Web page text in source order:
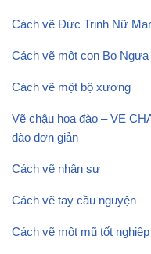
Cách vẽ Đức Trinh Nữ
Cách vẽ một con Bọ Ngựa
Cách vẽ một bộ xương
Vẽ chậu hoa đào – VE
đào đơn giản
Cách vẽ nhân sư
Cách vẽ tay cầu nguyện
Cách vẽ một mũ tốt nghiệp